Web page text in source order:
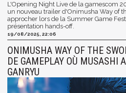
L'Opening Night Live de la gamescom
un nouveau trailer d'Onimusha Way of
approcher lors de la Summer Game
présentation hands-off.
19/08/2025, 22:06
ONIMUSHA WAY OF THE
DE GAMEPLAY OÙ MUSASHI
GANRYU